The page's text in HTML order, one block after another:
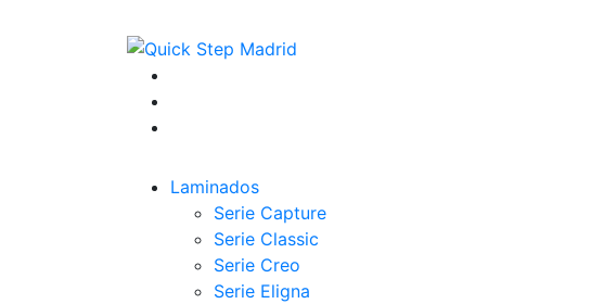
Laminados
Serie Capture
Serie Classic
Serie Creo
Serie Eligna